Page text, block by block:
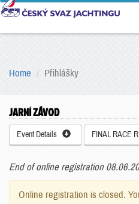
Home Přihlášky
JARNÍ ZÁVOD
Event Details FINAL RACE
End of online registration
Online registration is closed.